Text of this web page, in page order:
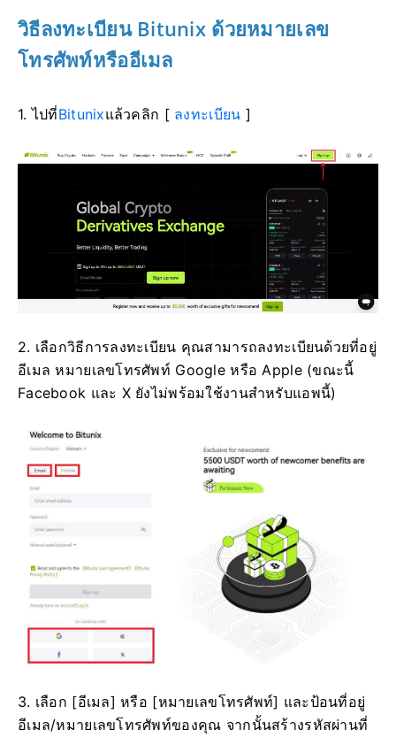
วิธีลงทะเบียน Bitunix ด้วยหมายเลข
โทรศัพท์หรืออีเมล
1. ไปที่Bitunixแล้วคลิก [ ลงทะเบียน ]
2. เลือกวิธีการลงทะเบียน คุณสามารถลงทะเบียนด้วยที่อยู่
อีเมล หมายเลขโทรศัพท์ Google หรือ Apple (ขณะนี้
Facebook และ X ยังไม่พร้อมใช้งานสำหรับแอพนี้)
3. เลือก [อีเมล] หรือ [หมายเลขโทรศัพท์] และป้อนที่อยู่
อีเมล/หมายเลขโทรศัพท์ของคุณ จากนั้นสร้างรหัสผ่านที่